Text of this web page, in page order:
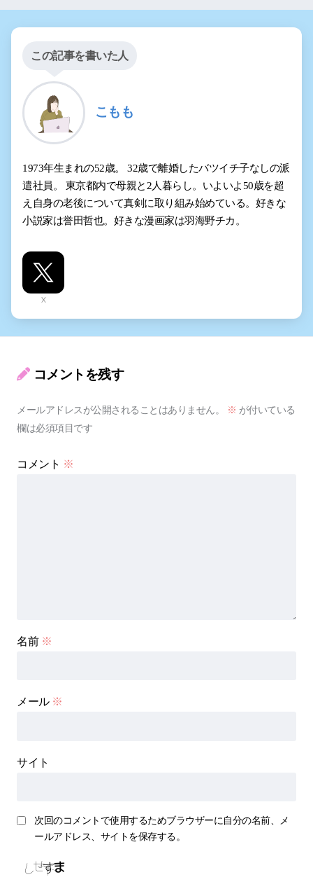
この記事を書いた人
こもも
1973年生まれの52歳。 32歳で離婚したバツイチ子なしの派
遣社員。 東京都内で母親と2人暮らし。いよいよ50歳を超
え自身の老後について真剣に取り組み始めている。好きな
小説家は誉田哲也。好きな漫画家は羽海野チカ。
X
コメントを残す
メールアドレスが公開されることはありません。 ※ が付いている
欄は必須項目です
コメント ※
名前 ※
メール ※
サイト
次回のコメントで使用するためブラウザーに自分の名前、メ
ールアドレス、サイトを保存する。